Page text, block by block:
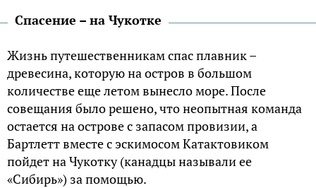
Спасение – на Чукотке
Жизнь путешественникам спас плавник –
древесина, которую на остров в большом
количестве еще летом вынесло море. После
совещания было решено, что неопытная команда
остается на острове с запасом провизии, а
Бартлетт вместе с эскимосом Катактовиком
пойдет на Чукотку (канадцы называли ее
«Сибирь») за помощью.